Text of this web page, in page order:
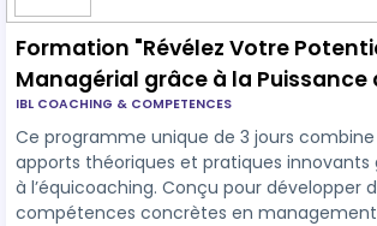
Formation "Révélez Votre
Managérial grâce à la Puissance
l’Équicoaching"
IBL COACHING & COMPETENCES
Ce programme unique de 3 jours combine
apports théoriques et pratiques innovants
à l’équicoaching. Conçu pour développer
compétences concrètes en management